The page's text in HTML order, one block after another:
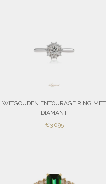
WITGOUDEN ENTOURAGE RING MET
DIAMANT
SALE
€3,095